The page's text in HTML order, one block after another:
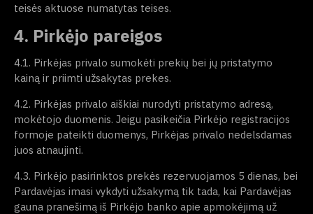
teisės aktuose numatytas teises.
4. Pirkėjo pareigos
4.1. Pirkėjas privalo sumokėti prekių bei jų pristatymo
kainą ir priimti užsakytas prekes.
4.2. Pirkėjas privalo aiškiai nurodyti pristatymo adresą,
mokėtojo duomenis. Jeigu pasikeičia Pirkėjo registracijos
formoje pateikti duomenys, Pirkėjas privalo nedelsdamas
juos atnaujinti.
4.3. Pirkėjo pasirinktos prekės rezervuojamos 5 dienas, bei
Pardavėjas imasi vykdyti užsakymą tik tada, kai Pardavėjas
gauna pranešimą iš Pirkėjo banko apie apmokėjimą už